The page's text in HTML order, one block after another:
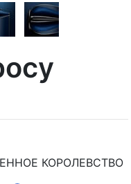
КОРОЛЕВСТВО